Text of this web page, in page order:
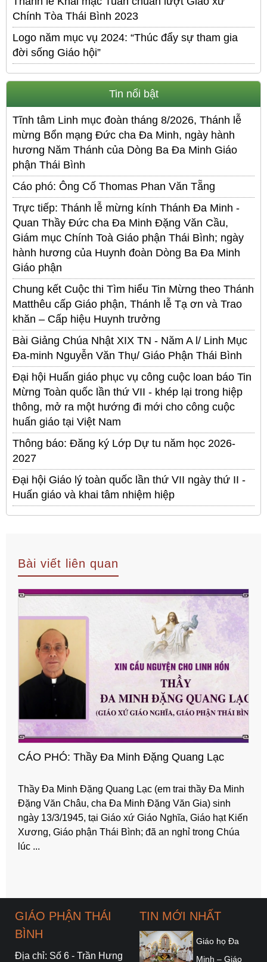
Chính Tòa Thái Bình 2023
Logo năm mục vụ 2024: “Thúc đẩy sự tham gia
đời sống Giáo hội”
Tin nổi bật
Tĩnh tâm Linh mục đoàn tháng 8/2026, Thánh lễ
mừng Bổn mạng Đức cha Đa Minh, ngày hành
hương Năm Thánh của Dòng Ba Đa Minh Giáo
phận Thái Bình
Cáo phó: Ông Cố Thomas Phan Văn Tẵng
Trực tiếp: Thánh lễ mừng kính Thánh Đa Minh -
Quan Thầy Đức cha Đa Minh Đặng Văn Cầu,
Giám mục Chính Toà Giáo phận Thái Bình; ngày
hành hương của Huynh đoàn Dòng Ba Đa Minh
Giáo phận
Chung kết Cuộc thi Tìm hiểu Tin Mừng theo Thánh
Matthêu cấp Giáo phận, Thánh lễ Tạ ơn và Trao
khăn – Cấp hiệu Huynh trưởng
Bài Giảng Chúa Nhật XIX TN - Năm A l/ Linh Mục
Đa-minh Nguyễn Văn Thụ/ Giáo Phận Thái Bình
Đại hội Huấn giáo phục vụ công cuộc loan báo Tin
Mừng Toàn quốc lần thứ VII - khép lại trong hiệp
thông, mở ra một hướng đi mới cho công cuộc
huấn giáo tại Việt Nam
Thông báo: Đăng ký Lớp Dự tu năm học 2026-
2027
Đại hội Giáo lý toàn quốc lần thứ VII ngày thứ II -
Huấn giáo và khai tâm nhiệm hiệp
Bài viết liên quan
CÁO PHÓ: Thầy Đa Minh Đặng Quang Lạc
Thầy Đa Minh Đặng Quang Lạc (em trai thầy Đa Minh
Đặng Văn Châu, cha Đa Minh Đặng Văn Gia) sinh
ngày 13/3/1945, tại Giáo xứ Giáo Nghĩa, Giáo hạt Kiến
Xương, Giáo phận Thái Bình; đã an nghỉ trong Chúa
lúc ...
GIÁO PHẬN THÁI
BÌNH
Địa chỉ: Số 6 - Trần Hưng
TIN MỚI NHẤT
Giáo họ Đa
Minh – Giáo